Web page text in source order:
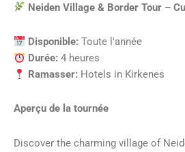
Neiden Village & Border Tour –
Disponible: Toute l'année
Durée: 4 heures
Ramasser: Hotels in Kirkenes
Aperçu de la tournée
Discover the charming village of